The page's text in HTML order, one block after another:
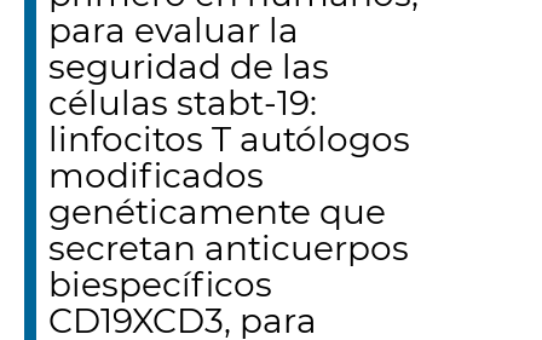
para evaluar la
seguridad de las
células stabt-19:
linfocitos T autólogos
modificados
genéticamente que
secretan anticuerpos
biespecíficos
CD19XCD3, para